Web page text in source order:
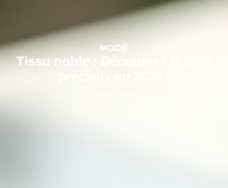
MODE
Tissu noble : Découvrez le plus